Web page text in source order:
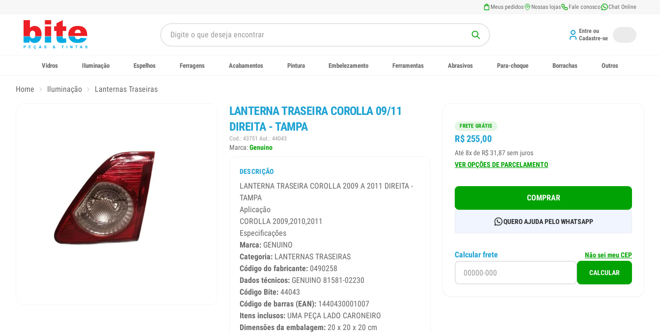
Meus pedidos Nossas lojas Fale conosco Chat Online
Entre ou
Cadastre-se
Vidros Iluminação Espelhos Ferragens Acabamentos Pintura Embelezamento Ferramentas Abrasivos Para-choque Borrachas Outros
Home Iluminação Lanternas Traseiras
LANTERNA TRASEIRA COROLLA 09/11
DIREITA - TAMPA
Cod.: 43751 Aut.: 44043
Marca:Genuino
DESCRIÇÃO
LANTERNA TRASEIRA COROLLA 2009 A 2011 DIREITA -
TAMPA
Aplicação
COROLLA 2009,2010,2011
Especificações
Marca:GENUINO
Categoria:LANTERNAS TRASEIRAS
Código do fabricante:0490258
Dados técnicos:GENUINO 81581-02230
Código Bite:44043
Código de barras (EAN):1440430001007
Itens inclusos:UMA PEÇA LADO CARONEIRO
Dimensões da embalagem:20 x 20 x 20 cm
FRETE GRÁTIS
R$ 255,00
Até 8x de R$ 31,87 sem juros
VER OPÇÕES DE PARCELAMENTO
COMPRAR
QUERO AJUDA PELO WHATSAPP
Calcular frete Não sei meu CEP
CALCULAR